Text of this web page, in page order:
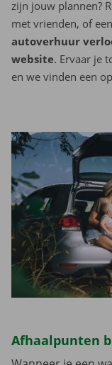
zijn jouw plannen?
met vrienden, of
autoverhuur
website. Ervaar je
en we vinden een
Afhaalpunten